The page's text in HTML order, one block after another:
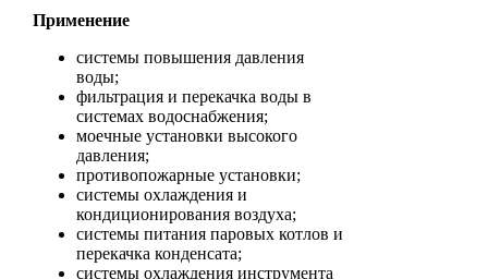
Применение
системы повышения давления
воды;
фильтрация и перекачка воды в
системах водоснабжения;
моечные установки высокого
давления;
противопожарные установки;
системы охлаждения и
кондиционирования воздуха;
системы питания паровых котлов и
перекачка конденсата;
системы охлаждения инструмента